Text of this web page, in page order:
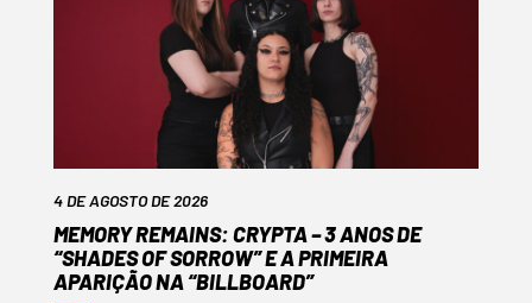
4 DE AGOSTO DE 2026
MEMORY REMAINS: CRYPTA – 3 ANOS DE
“SHADES OF SORROW” E A PRIMEIRA
APARIÇÃO NA “BILLBOARD”